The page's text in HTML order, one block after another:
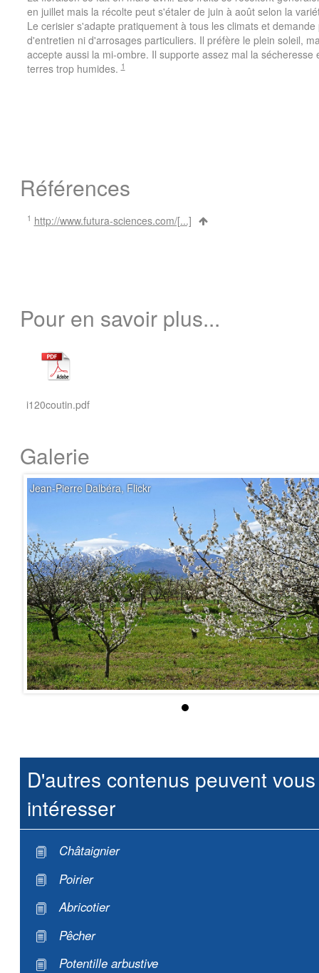
en juillet mais la récolte peut s'étaler de juin à août selon la
Le cerisier s'adapte pratiquement à tous les climats et demande
d'entretien ni d'arrosages particuliers. Il préfère le plein soleil,
accepte aussi la mi-ombre. Il supporte assez mal la sécheresse
terres trop humides.1
Références
1 http://www.futura-sciences.com/[...]
Pour en savoir plus...
i120coutin.pdf
Galerie
Jean-Pierre Dalbéra, Flickr
D'autres contenus peuvent vous
intéresser
Châtaignier
Poirier
Abricotier
Pêcher
Potentille arbustive